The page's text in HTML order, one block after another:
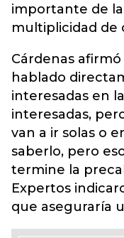
importante de
multiplicidad de
Cárdenas
hablado
interesadas en
interesadas,
van a ir solas o
saberlo, pero
termine la
Expertos
que aseguraría